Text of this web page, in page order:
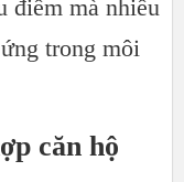
điểm mà nhiều
trong môi
căn hộ